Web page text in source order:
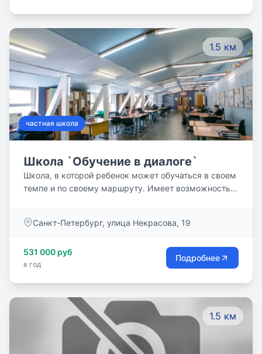
1.5 км
частная школа
Школа `Обучение в диалоге`
Школа, в которой ребенок может обучаться в своем
темпе и по своему маршруту. Имеет возможность
другому.
Санкт-Петербург, улица Некрасова, 19
531 000 руб
в год
Подробнее
1.5 км